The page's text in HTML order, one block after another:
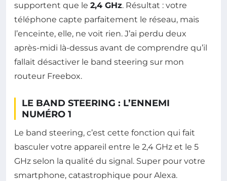
supportent que le 2,4 GHz. Résultat : votre
téléphone capte parfaitement le réseau, mais
l’enceinte, elle, ne voit rien. J’ai perdu deux
après-midi là-dessus avant de comprendre qu’il
fallait désactiver le band steering sur mon
routeur Freebox.
LE BAND STEERING : L’ENNEMI
NUMÉRO 1
Le band steering, c’est cette fonction qui fait
basculer votre appareil entre le 2,4 GHz et le 5
GHz selon la qualité du signal. Super pour votre
smartphone, catastrophique pour Alexa.